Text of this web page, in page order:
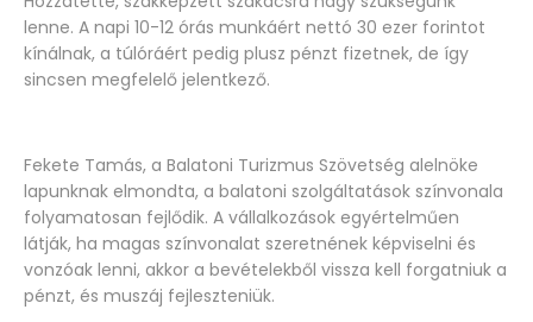
lenne. A napi 10-12 órás munkáért nettó 30 ezer forintot
kínálnak, a túlóráért pedig plusz pénzt fizetnek, de így
sincsen megfelelő jelentkező.
Fekete Tamás, a Balatoni Turizmus Szövetség alelnöke
lapunknak elmondta, a balatoni szolgáltatások színvonala
folyamatosan fejlődik. A vállalkozások egyértelműen
látják, ha magas színvonalat szeretnének képviselni és
vonzóak lenni, akkor a bevételekből vissza kell forgatniuk a
pénzt, és muszáj fejleszteniük.